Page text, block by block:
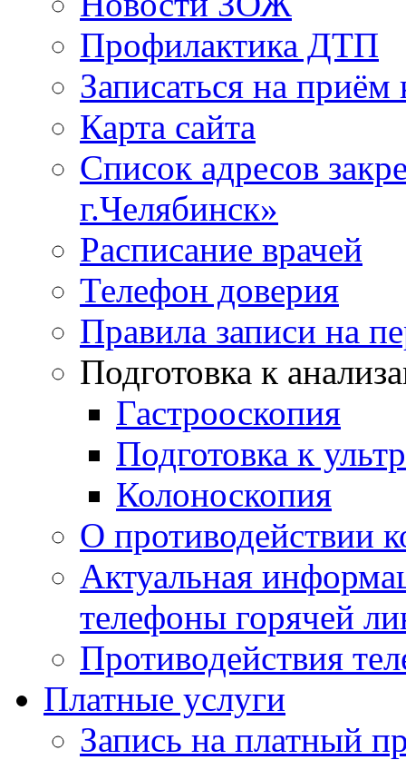
Профилактика ДТП
Записаться на приём
Карта сайта
Список адресов
г.Челябинск»
Расписание врачей
Телефон доверия
Правила записи на
Подготовка к
Гастрооскопия
Подготовка к
Колоноскопия
О противодействии
Актуальная
телефоны горячей
Противодействия
Платные услуги
Запись на платный